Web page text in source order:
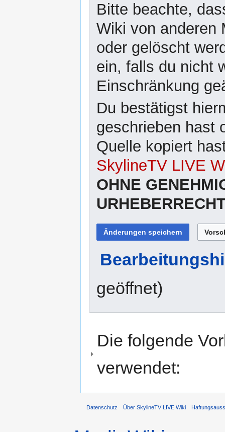
Bitte beachte,
Wiki von anderen
oder gelöscht
ein, falls du nicht
Einschränkung
Du bestätigst
geschrieben hast
Quelle kopiert
SkylineTV LIVE
OHNE
geöffnet)
Die folgende
verwendet:
Datenschutz Über SkylineTV LIVE Wiki